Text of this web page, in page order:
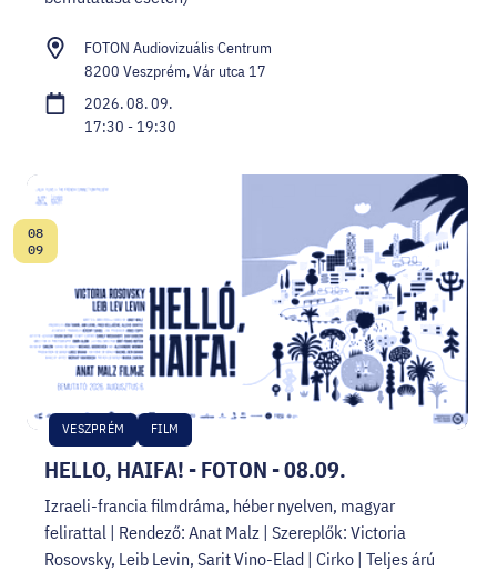
FOTON Audiovizuális Centrum
8200 Veszprém, Vár utca 17
2026. 08. 09.
17:30 - 19:30
HELLO, HAIFA! - FOTON - 08.09.
VESZPRÉM FILM
Dátum:
08
09
Izraeli-francia filmdráma, héber nyelven, magyar
felirattal | Rendező: Anat Malz | Szereplők: Victoria
Rosovsky, Leib Levin, Sarit Vino-Elad | Cirko | Teljes árú